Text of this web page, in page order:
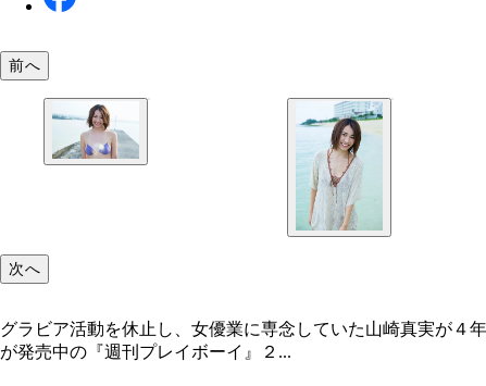
前へ
次へ
グラビア活動を休止し、女優業に専念していた山崎真実が４
が発売中の『週刊プレイボーイ』２...